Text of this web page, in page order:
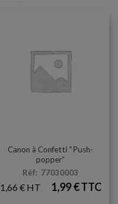
Canon à Confetti “Push-
popper”
Réf: 77030003
1,66 € 1,99€